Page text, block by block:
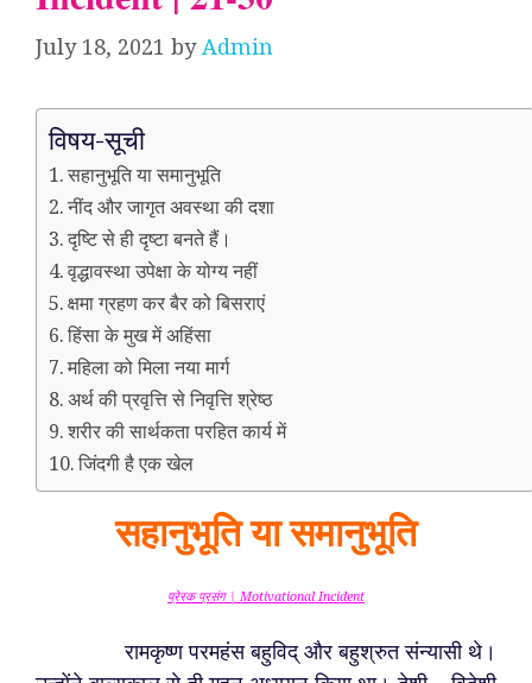
July 18, 2021 byAdmin
विषय-सूची
सहानुभूति या समानुभूति
नींद और जागृत अवस्था की दशा
दृष्टि से ही दृष्टा बनते हैं।
वृद्धावस्था उपेक्षा के योग्य नहीं
क्षमा ग्रहण कर बैर को बिसराएं
हिंसा के मुख में अहिंसा
महिला को मिला नया मार्ग
अर्थ की प्रवृत्ति से निवृत्ति श्रेष्ठ
शरीर की सार्थकता परहित कार्य में
जिंदगी है एक खेल
सहानुभूति या समानुभूति
प्रेरक प्रसंग | Motivational Incident
रामकृष्ण परमहंस बहुविद् और बहुश्रुत संन्यासी थे।